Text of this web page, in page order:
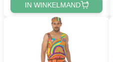
IN WINKELMAND